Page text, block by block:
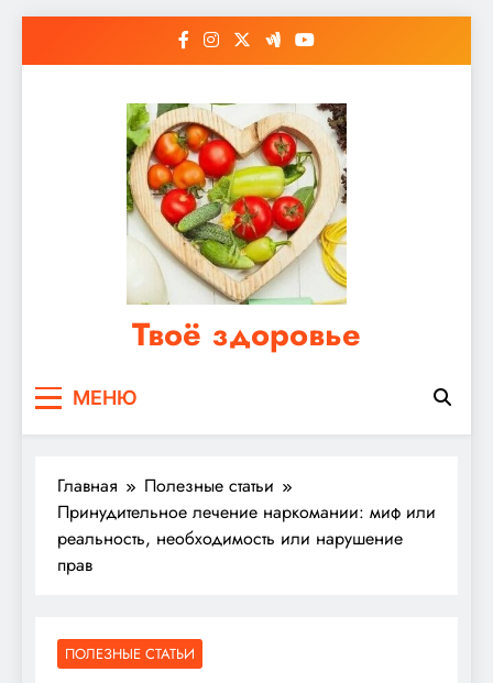
Твоё здоровье
мужском здоровье
МЕНЮ
Главная
Полезные статьи
Принудительное лечение наркомании: миф или
реальность, необходимость или нарушение
прав
ПОЛЕЗНЫЕ СТАТЬИ